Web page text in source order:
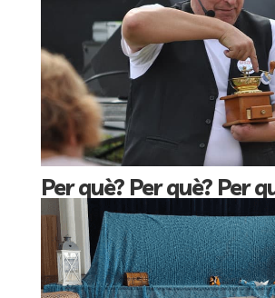
Per què? Per què? Per